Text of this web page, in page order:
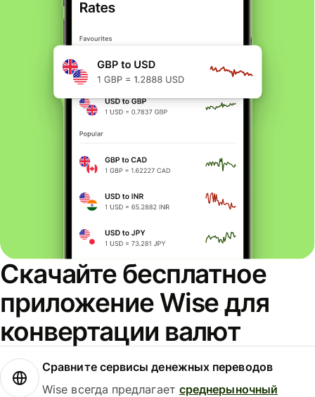
Скачайте бесплатное
приложение Wise для
конвертации валют
Сравните сервисы денежных переводов
Wise всегда предлагает среднерыночный